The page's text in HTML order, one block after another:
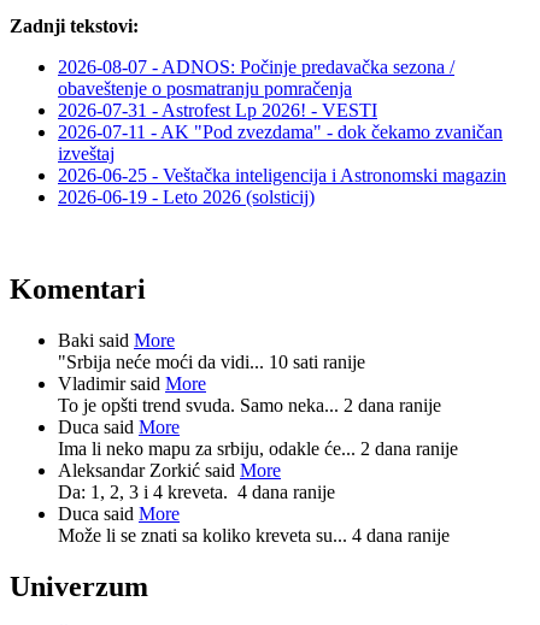
Zadnji tekstovi:
2026-08-07 - ADNOS: Počinje predavačka sezona /
obaveštenje o posmatranju pomračenja
2026-07-31 - Astrofest Lp 2026! - VESTI
2026-07-11 - AK "Pod zvezdama" - dok čekamo zvaničan
izveštaj
2026-06-25 - Veštačka inteligencija i Astronomski magazin
2026-06-19 - Leto 2026 (solsticij)
Komentari
Baki said More
"Srbija neće moći da vidi... 10 sati ranije
Vladimir said More
To je opšti trend svuda. Samo neka... 2 dana ranije
Duca said More
Ima li neko mapu za srbiju, odakle će... 2 dana ranije
Aleksandar Zorkić said More
Da: 1, 2, 3 i 4 kreveta. 4 dana ranije
Duca said More
Može li se znati sa koliko kreveta su... 4 dana ranije
Univerzum